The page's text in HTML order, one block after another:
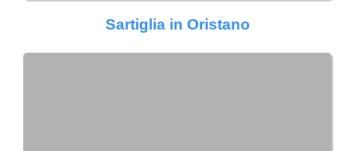
Sartiglia in Oristano